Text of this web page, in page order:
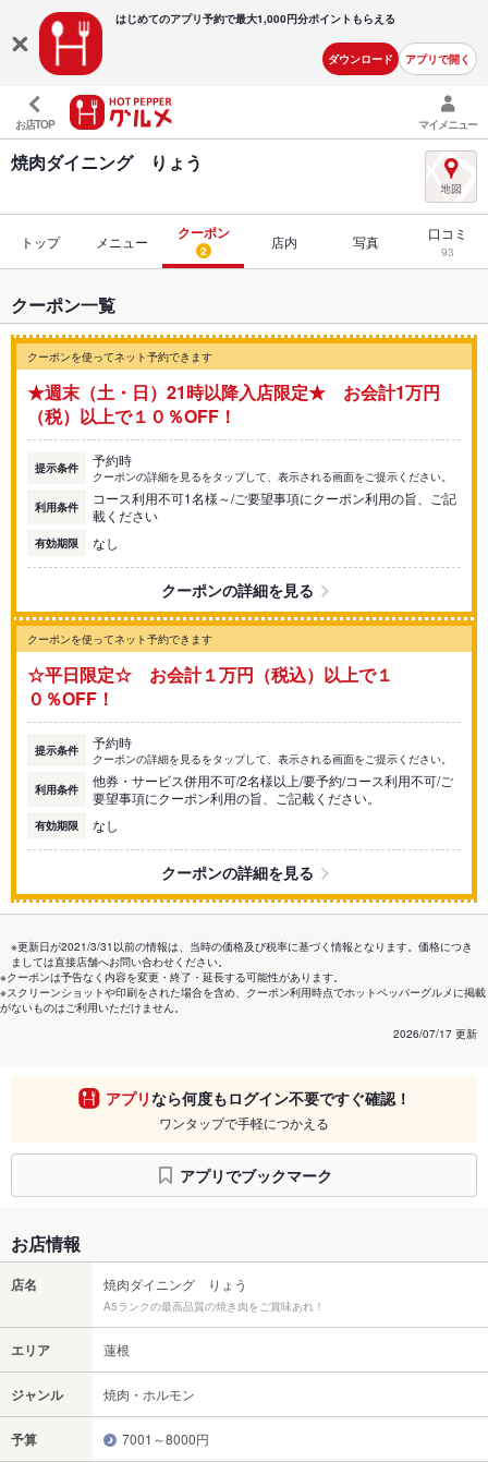
はじめてのアプリ予約で最大1,000円分ポイントもらえる
ダウンロード アプリで開く
お店TOP マイメニュー
焼肉ダイニング りょう
トップ メニュー クーポン
2 店内 写真 口コミ
93
クーポン一覧
クーポンを使ってネット予約できます
★週末（土・日）21時以降入店限定★ お会計1万円
（税）以上で１０％OFF！
提示条件 予約時
クーポンの詳細を見るをタップして、表示される画面をご提示ください。
利用条件
コース利用不可1名様～/ご要望事項にクーポン利用の旨、ご記
載ください
有効期限 なし
クーポンの詳細を見る
クーポンを使ってネット予約できます
☆平日限定☆ お会計１万円（税込）以上で１
０％OFF！
提示条件 予約時
クーポンの詳細を見るをタップして、表示される画面をご提示ください。
利用条件
他券・サービス併用不可/2名様以上/要予約/コース利用不可/ご
要望事項にクーポン利用の旨、ご記載ください。
有効期限 なし
クーポンの詳細を見る
※更新日が2021/3/31以前の情報は、当時の価格及び税率に基づく情報となります。価格につき
ましては直接店舗へお問い合わせください。
※クーポンは予告なく内容を変更・終了・延長する可能性があります。
※スクリーンショットや印刷をされた場合を含め、クーポン利用時点でホットペッパーグルメに掲載
がないものはご利用いただけません。
2026/07/17 更新
アプリなら何度もログイン不要ですぐ確認！
ワンタップで手軽につかえる
アプリでブックマーク
お店情報
店名 焼肉ダイニング りょう
A5ランクの最高品質の焼き肉をご賞味あれ！
エリア 蓮根
ジャンル 焼肉・ホルモン
予算 7001～8000円